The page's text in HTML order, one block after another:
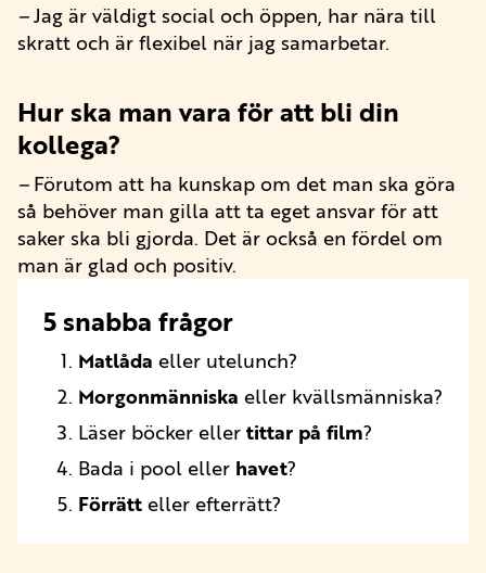
–Jag är väldigt social och öppen, har nära till
skratt och är flexibel när jag samarbetar.
Hur ska man vara för att bli din
kollega?
–Förutom att ha kunskap om det man ska göra
så behöver man gilla att ta eget ansvar för att
saker ska bli gjorda. Det är också en fördel om
man är glad och positiv.
5 snabba frågor
Matlåda eller utelunch?
Morgonmänniska eller kvällsmänniska?
Läser böcker ellertittar på film?
Bada i pool eller havet?
Förrätteller efterrätt?